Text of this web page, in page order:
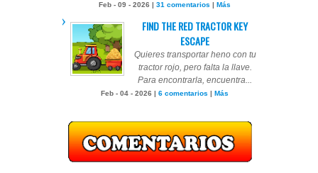
Feb - 09 - 2026 | 31 comentarios | Más
FIND THE RED TRACTOR KEY
ESCAPE
Quieres transportar heno con tu
tractor rojo, pero falta la llave.
Para encontrarla, encuentra...
Feb - 04 - 2026 | 6 comentarios | Más